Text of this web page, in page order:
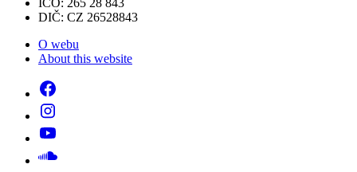
IČO: 265 28 843
DIČ: CZ 26528843
O webu
About this website